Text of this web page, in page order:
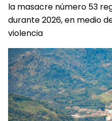
la masacre número 53
durante 2026, en medio
violencia